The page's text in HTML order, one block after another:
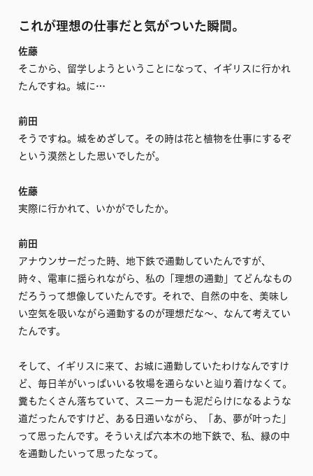
これが理想の仕事だと気がついた瞬間。
佐藤
そこから、留学しようということになって、イギリスに行かれ
たんですね。城に…
前田
そうですね。城をめざして。その時は花と植物を仕事にするぞ
という漠然とした思いでしたが。
佐藤
実際に行かれて、いかがでしたか。
前田
アナウンサーだった時、地下鉄で通勤していたんですが、
時々、電車に揺られながら、私の「理想の通勤」てどんなもの
だろうって想像していたんです。それで、自然の中を、美味し
い空気を吸いながら通勤するのが理想だな〜、なんて考えてい
たんです。
そして、イギリスに来て、お城に通勤していたわけなんですけ
ど、毎日羊がいっぱいいる牧場を通らないと辿り着けなくて。
糞もたくさん落ちていて、スニーカーも泥だらけになるような
道だったんですけど、ある日通いながら、「あ、夢が叶った」
って思ったんです。そういえば六本木の地下鉄で、私、緑の中
を通勤したいって思ったなって。